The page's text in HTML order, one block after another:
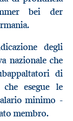
bei der
degli
nazionale che
di
esegue le
minimo -
membro.